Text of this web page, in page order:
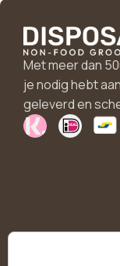
Met meer dan
je nodig hebt
geleverd en